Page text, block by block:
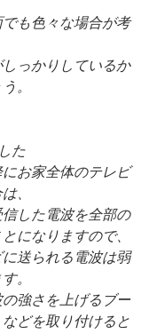
も色々な場合が考
っかりしているか
。
た
お家全体のテレビ
、
した電波を全部の
になりますので、
送られる電波は弱
。
強さを上げるブー
どを取り付けると